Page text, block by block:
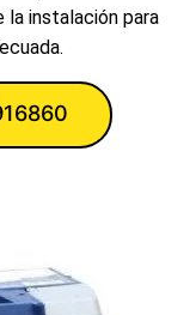
la instalación para